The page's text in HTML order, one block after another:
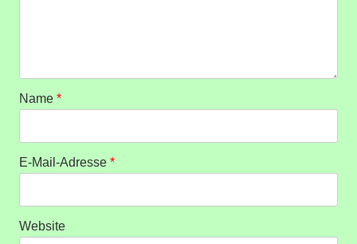
Name *
E-Mail-Adresse *
Website